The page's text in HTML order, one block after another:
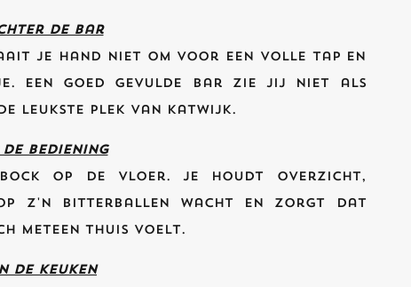
de bar
je hand niet om voor een volle tap en
Een goed gevulde bar zie jij niet als
leukste plek van Katwijk.
de bediening
op de vloer. Je houdt overzicht,
z'n bitterballen wacht en zorgt dat
meteen thuis voelt.
de keuken